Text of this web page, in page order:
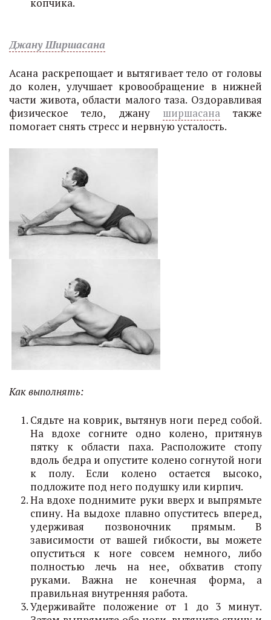
Джану Ширшасана
Асана раскрепощает и вытягивает тело от головы
до колен, улучшает кровообращение в нижней
части живота, области малого таза. Оздоравливая
физическое тело, джану ширшасанатакже
помогает снять стресс и нервную усталость.
Как выполнять:
Сядьте на коврик, вытянув ноги перед собой.
На вдохе согните одно колено, притянув
пятку к области паха. Расположите стопу
вдоль бедра и опустите колено согнутой ноги
к полу. Если колено остается высоко,
подложите под него подушку или кирпич.
На вдохе поднимите руки вверх и выпрямьте
спину. На выдохе плавно опуститесь вперед,
удерживая позвоночник прямым. В
зависимости от вашей гибкости, вы можете
опуститься к ноге совсем немного, либо
полностью лечь на нее, обхватив стопу
руками. Важна не конечная форма, а
правильная внутренняя работа.
Удерживайте положение от 1 до 3 минут.